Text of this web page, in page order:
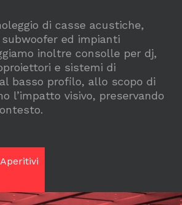
di casse acustiche,
ed impianti
inoltre consolle per dj,
e sistemi di
basso profilo, allo scopo di
l’impatto visivo, preservando